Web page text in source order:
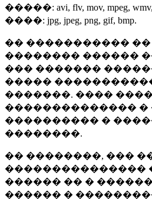
�����: avi, flv, mov, mpeg,
����: jpg, jpeg, png, gif, bmp.
�� �����������
�������� ������
��� �������
�����
�������. ����
�������������� �
���������� �
��������.
�� ��������, ���
���������������
������ �� �
������ �